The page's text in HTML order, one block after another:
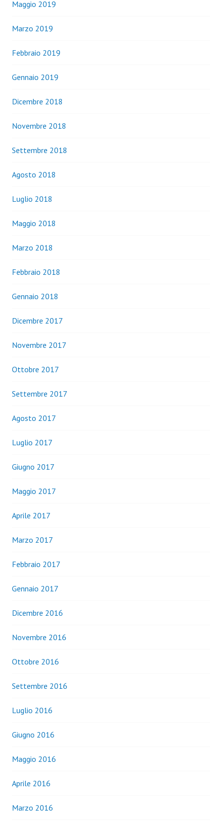
Maggio 2019
Marzo 2019
Febbraio 2019
Gennaio 2019
Dicembre 2018
Novembre 2018
Settembre 2018
Agosto 2018
Luglio 2018
Maggio 2018
Marzo 2018
Febbraio 2018
Gennaio 2018
Dicembre 2017
Novembre 2017
Ottobre 2017
Settembre 2017
Agosto 2017
Luglio 2017
Giugno 2017
Maggio 2017
Aprile 2017
Marzo 2017
Febbraio 2017
Gennaio 2017
Dicembre 2016
Novembre 2016
Ottobre 2016
Settembre 2016
Luglio 2016
Giugno 2016
Maggio 2016
Aprile 2016
Marzo 2016